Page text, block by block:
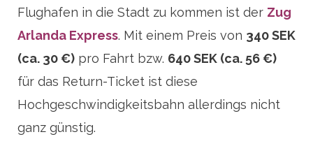
Flughafen in die Stadt zu kommen ist der Zug
Arlanda Express. Mit einem Preis von 340 SEK
(ca. 30 €) pro Fahrt bzw. 640 SEK (ca. 56 €)
für das Return-Ticket ist diese
Hochgeschwindigkeitsbahn allerdings nicht
ganz günstig.